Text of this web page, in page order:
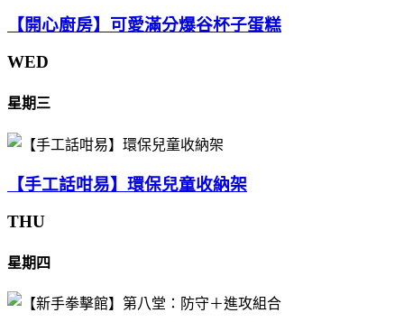
【開心廚房】可愛滿分爆谷杯子蛋糕
WED
星期三
【手工話咁易】環保兒童收納架
THU
星期四